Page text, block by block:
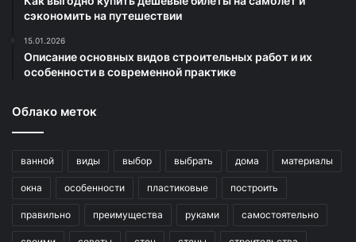
сэкономить на путешествии
15.01.2026
Описание основных видов строительных работ и их
особенности в современной практике
Облако меток
ванной виды выбор выбрать дома материалы
окна особенности пластиковые построить
правильно преимущества руками самостоятельно